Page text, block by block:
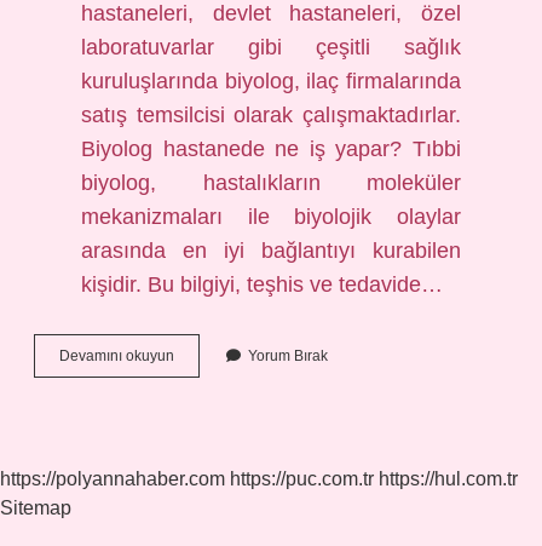
hastaneleri, devlet hastaneleri, özel
laboratuvarlar gibi çeşitli sağlık
kuruluşlarında biyolog, ilaç firmalarında
satış temsilcisi olarak çalışmaktadırlar.
Biyolog hastanede ne iş yapar? Tıbbi
biyolog, hastalıkların moleküler
mekanizmaları ile biyolojik olaylar
arasında en iyi bağlantıyı kurabilen
kişidir. Bu bilgiyi, teşhis ve tedavide…
Devamını okuyun
Olarak
Yorum Bırak
https://polyannahaber.com https://puc.com.tr https://hul.com.tr
Sitemap